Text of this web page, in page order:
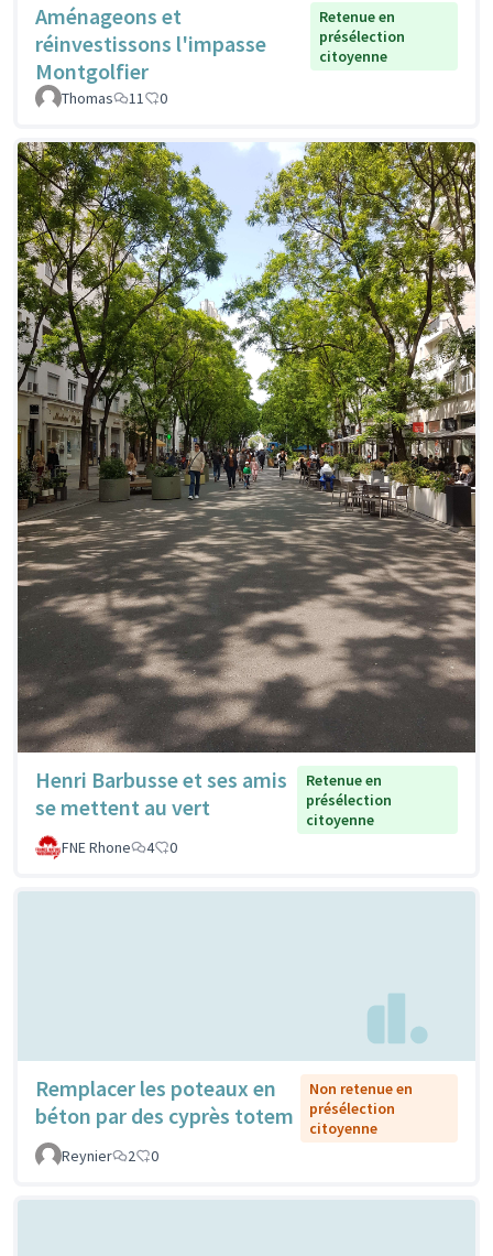
Aménageons et
réinvestissons l'impasse
Montgolfier
Retenue en
présélection
citoyenne
Thomas 11 0
Henri Barbusse et ses amis
se mettent au vert
Retenue en
présélection
citoyenne
FNE Rhone
4 0
Remplacer les poteaux en
béton par des cyprès totem
Non retenue en
présélection
citoyenne
Reynier
2 0